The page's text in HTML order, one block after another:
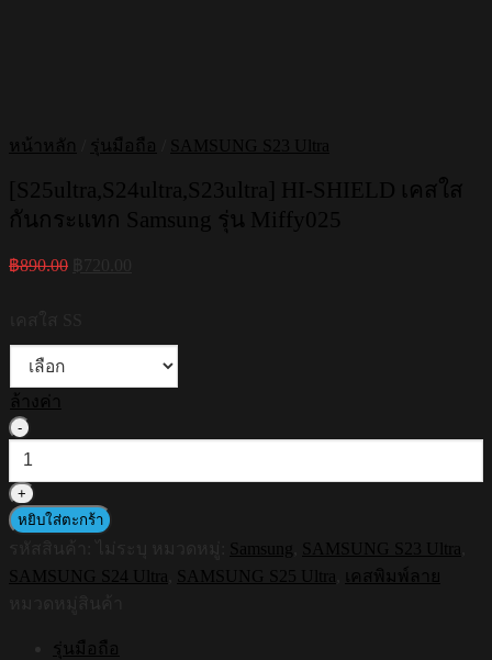
หน้าหลัก รุ่นมือถือ SAMSUNG S23 Ultra
[S25ultra,S24ultra,S23ultra] HI-SHIELD เคสใส
กันกระแทก Samsung รุ่น Miffy025
฿890.00
ล้างค่า
HI-
SHIELD
เคส
กัน
หยิบใส่ตะกร้า
Samsung SAMSUNG S23 Ultra
SAMSUNG S24 Ultra
SAMSUNG S25 Ultra
เคสพิมพ์ลาย
รุ่นมือถือ